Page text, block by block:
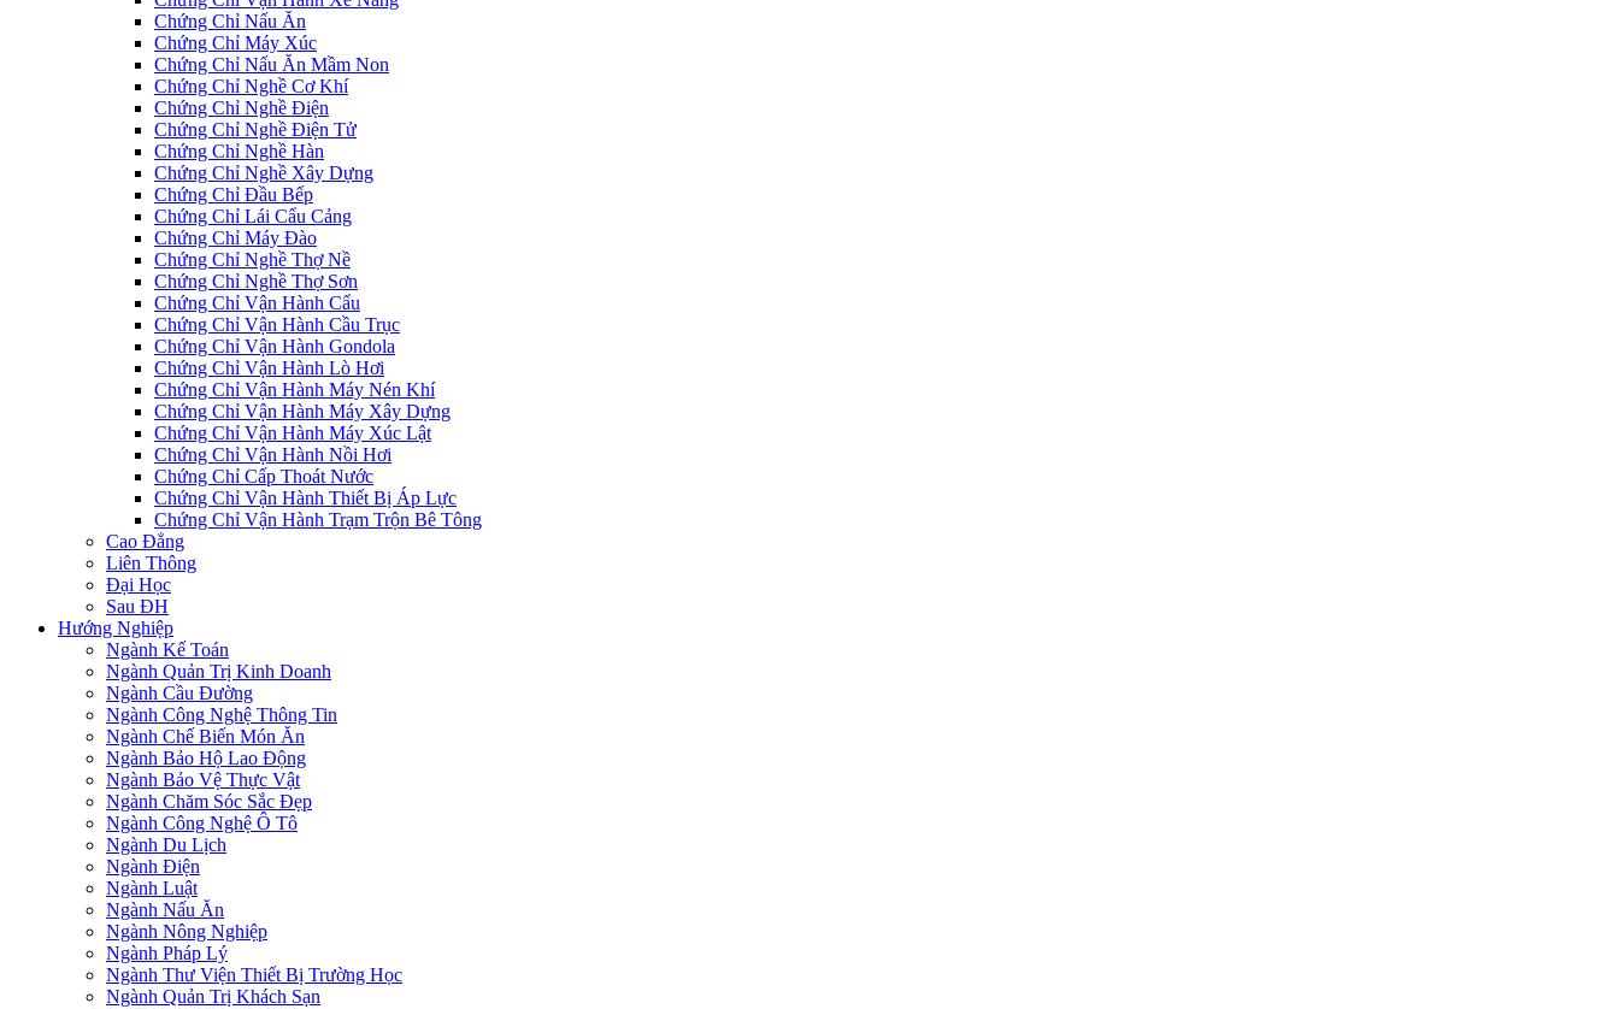
Chứng Chỉ Nấu Ăn
Chứng Chỉ Máy Xúc
Chứng Chỉ Nấu Ăn Mầm Non
Chứng Chỉ Nghề Cơ Khí
Chứng Chỉ Nghề Điện
Chứng Chỉ Nghề Điện Tử
Chứng Chỉ Nghề Hàn
Chứng Chỉ Nghề Xây Dựng
Chứng Chỉ Đầu Bếp
Chứng Chỉ Lái Cẩu Cảng
Chứng Chỉ Máy Đào
Chứng Chỉ Nghề Thợ Nề
Chứng Chỉ Nghề Thợ Sơn
Chứng Chỉ Vận Hành Cẩu
Chứng Chỉ Vận Hành Cầu Trục
Chứng Chỉ Vận Hành Gondola
Chứng Chỉ Vận Hành Lò Hơi
Chứng Chỉ Vận Hành Máy Nén Khí
Chứng Chỉ Vận Hành Máy Xây Dựng
Chứng Chỉ Vận Hành Máy Xúc Lật
Chứng Chỉ Vận Hành Nồi Hơi
Chứng Chỉ Cấp Thoát Nước
Chứng Chỉ Vận Hành Thiết Bị Áp Lực
Chứng Chỉ Vận Hành Trạm Trộn Bê Tông
Cao Đẳng
Liên Thông
Đại Học
Sau ĐH
Hướng Nghiệp
Ngành Kế Toán
Ngành Quản Trị Kinh Doanh
Ngành Cầu Đường
Ngành Công Nghệ Thông Tin
Ngành Chế Biến Món Ăn
Ngành Bảo Hộ Lao Động
Ngành Bảo Vệ Thực Vật
Ngành Chăm Sóc Sắc Đẹp
Ngành Công Nghệ Ô Tô
Ngành Du Lịch
Ngành Điện
Ngành Luật
Ngành Nấu Ăn
Ngành Nông Nghiệp
Ngành Pháp Lý
Ngành Thư Viện Thiết Bị Trường Học
Ngành Quản Trị Khách Sạn